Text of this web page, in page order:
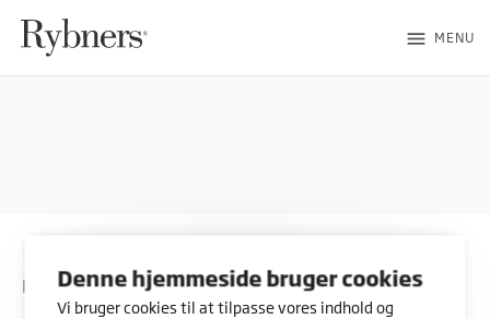
Denne hjemmeside bruger cookies
Vi bruger cookies til at tilpasse vores indhold og
menu MENU
Rybners